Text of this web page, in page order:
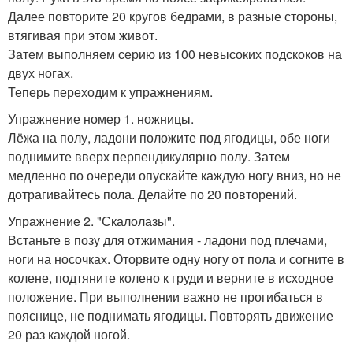
Далее повторите 20 кругов бедрами, в разные стороны,
втягивая при этом живот.
Затем выполняем серию из 100 невысоких подскоков на
двух ногах.
Теперь переходим к упражнениям.
Упражнение номер 1. ножницы.
Лёжа на полу, ладони положите под ягодицы, обе ноги
поднимите вверх перпендикулярно полу. Затем
медленно по очереди опускайте каждую ногу вниз, но не
дотрагивайтесь пола. Делайте по 20 повторений.
Упражнение 2. "Скалолазы".
Встаньте в позу для отжимания - ладони под плечами,
ноги на носочках. Оторвите одну ногу от пола и согните в
колене, подтяните колено к груди и верните в исходное
положение. При выполнении важно не прогибаться в
пояснице, не поднимать ягодицы. Повторять движение
20 раз каждой ногой.